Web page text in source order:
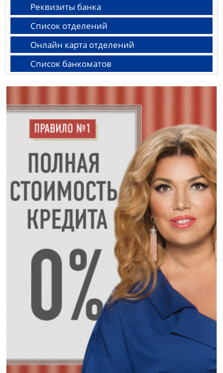
Реквизиты банка
Список отделений
Онлайн карта отделений
Список банкоматов